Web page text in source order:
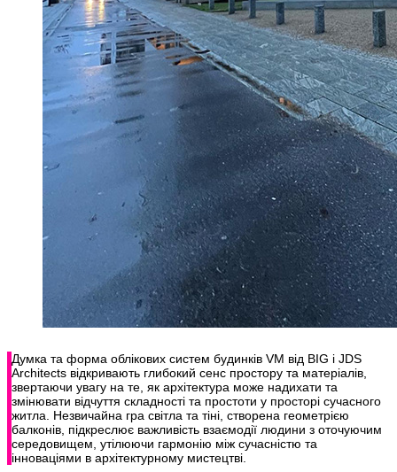
Думка та форма облікових систем будинків VM від BIG і JDS
Architects відкривають глибокий сенс простору та матеріалів,
звертаючи увагу на те, як архітектура може надихати та
змінювати відчуття складності та простоти у просторі сучасного
житла. Незвичайна гра світла та тіні, створена геометрією
балконів, підкреслює важливість взаємодії людини з оточуючим
середовищем, утілюючи гармонію між сучасністю та
інноваціями в архітектурному мистецтві.